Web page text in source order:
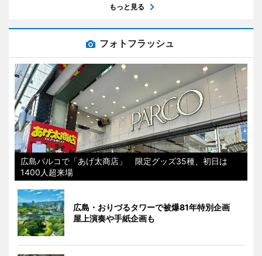
もっと見る
フォトフラッシュ
広島パルコで「あげ太商店」 限定グッズ35種、初日は
1400人超来場
広島・おりづるタワーで被爆81年特別企画
屋上演奏や手紙企画も